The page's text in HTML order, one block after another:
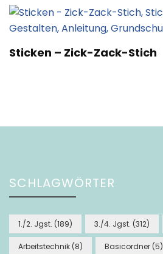
Sticken – Zick-Zack-Stich
SCHLAGWÖRTER
1./2. Jgst. (189) 3./4. Jgst. (312)
Arbeitstechnik (8) Basicordner (5)